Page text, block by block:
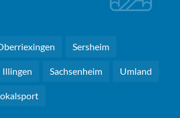
Sersheim
Illingen Sachsenheim Umland